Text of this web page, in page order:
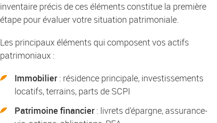
inventaire précis de ces éléments constitue la première
étape pour évaluer votre situation patrimoniale.
Les principaux éléments qui composent vos actifs
patrimoniaux :
Immobilier : résidence principale, investissements
locatifs, terrains, parts de SCPI
Patrimoine financier : livrets d'épargne, assurance-